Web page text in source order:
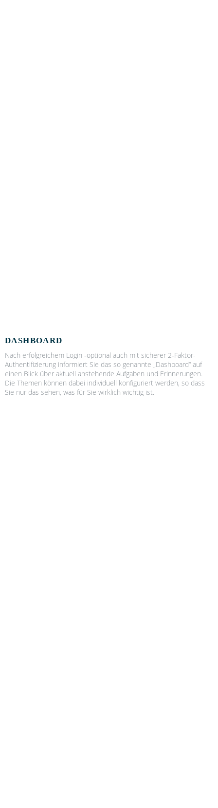
DASHBOARD
Nach erfolg­rei­chem Log­in ‑optio­nal auch mit siche­rer 2‑Fak­tor-
Authen­ti­fi­zie­rung infor­miert Sie das so genann­te „Dash­board“ auf
einen Blick über aktu­ell anste­hen­de Auf­ga­ben und Erin­ne­run­gen.
Die The­men kön­nen dabei indi­vi­du­ell kon­fi­gu­riert wer­den, so dass
Sie nur das sehen, was für Sie wirk­lich wich­tig ist.